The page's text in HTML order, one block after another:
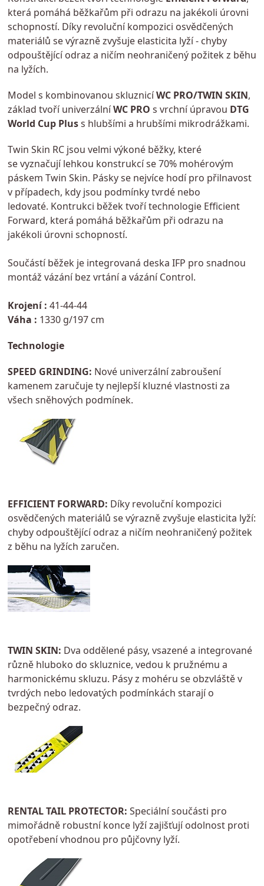
která pomáhá běžkařům při odrazu na jakékoli úrovni
schopností. Díky revoluční kompozici osvědčených
materiálů se výrazně zvyšuje elasticita lyží - chyby
odpouštějící odraz a ničím neohraničený požitek z běhu
na lyžích.
Model s kombinovanou skluznicíWC PRO/TWIN SKIN,
základ tvoří univerzálníWC PRO s vrchní úpravou DTG
World Cup Pluss hlubšími a hrubšími mikrodrážkami.
Twin Skin RC jsou velmi výkoné běžky, které
se vyznačují lehkou konstrukcí se 70% mohérovým
páskem Twin Skin. Pásky se nejvíce hodí pro přilnavost
v případech, kdy jsou podmínky tvrdé nebo
ledovaté. Kontrukci běžek tvoří technologie Efficient
Forward, která pomáhá běžkařům při odrazu na
jakékoli úrovni schopností.
Součástí běžek je integrovaná deska IFP pro snadnou
montáž vázání bez vrtání a vázání Control.
Krojení : 41-44-44
Váha : 1330 g/197 cm
Technologie
SPEED GRINDING: Nové univerzální zabroušení
kamenem zaručuje ty nejlepší kluzné vlastnosti za
všech sněhových podmínek.
EFFICIENT FORWARD: Díky revoluční kompozici
osvědčených materiálů se výrazně zvyšuje elasticita lyží:
chyby odpouštějící odraz a ničím neohraničený požitek
z běhu na lyžích zaručen.
TWIN SKIN: Dva oddělené pásy, vsazené a integrované
různě hluboko do skluznice, vedou k pružnému a
harmonickému skluzu. Pásy z mohéru se obzvláště v
tvrdých nebo ledovatých podmínkách starají o
bezpečný odraz.
RENTAL TAIL PROTECTOR: Speciální součásti pro
mimořádně robustní konce lyží zajišťují odolnost proti
opotřebení vhodnou pro půjčovny lyží.